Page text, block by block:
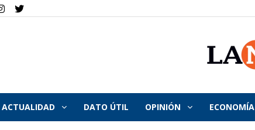
ACTUALIDAD DATO ÚTIL OPINIÓN ECONOMÍA